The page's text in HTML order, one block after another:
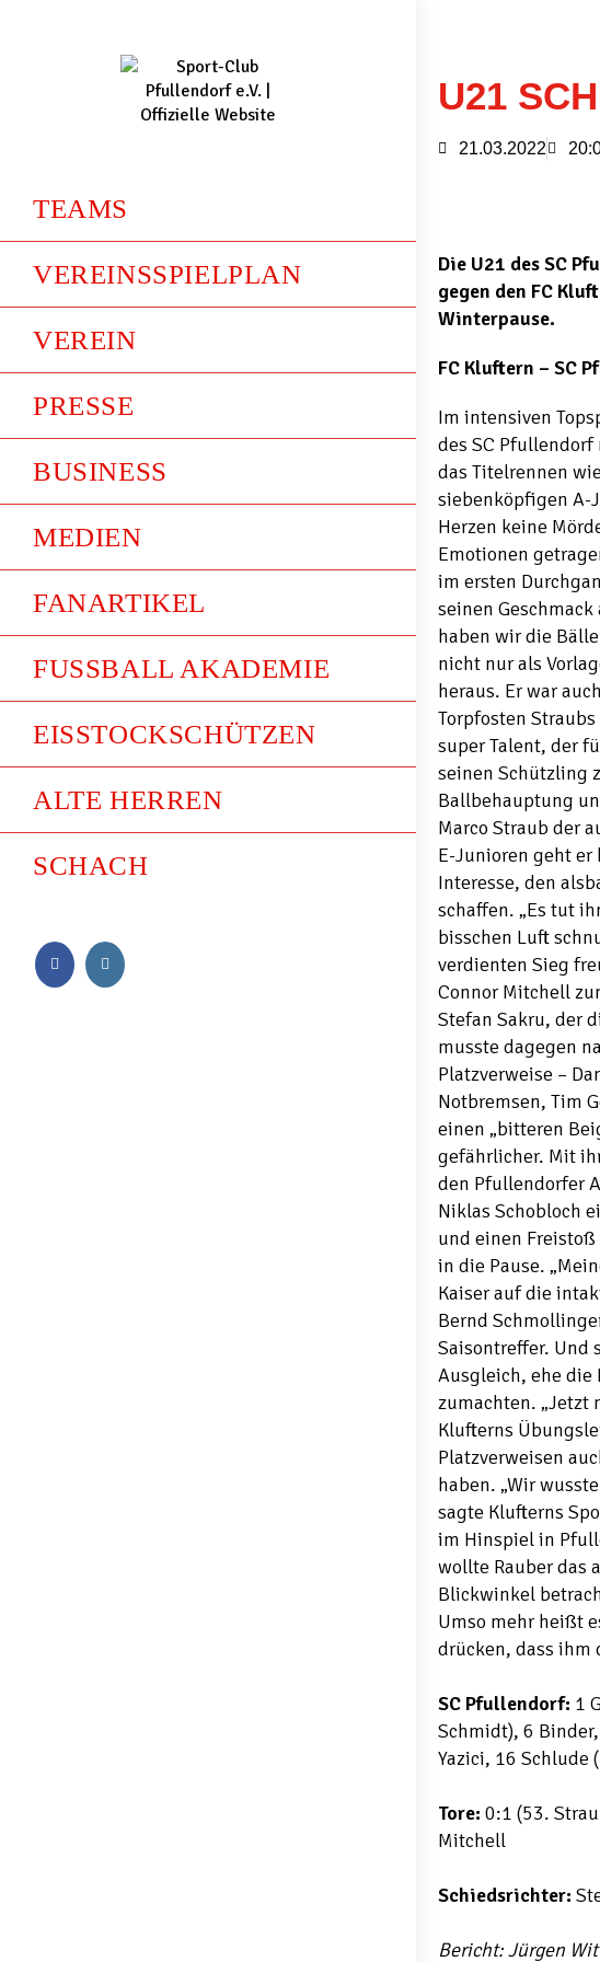
TEAMS
VEREINSSPIELPLAN
VEREIN
PRESSE
BUSINESS
MEDIEN
FANARTIKEL
FUSSBALL AKADEMIE
EISSTOCKSCHÜTZEN
ALTE HERREN
SCHACH
U21
21.03.2022
Die U21 des SC
gegen den FC
Winterpause.
FC Kluftern – SC
Im intensiven
des SC
das Titelrennen
siebenköpfigen A-
Herzen keine
Emotionen
im ersten
seinen
haben wir die
nicht nur als
heraus. Er war
Torpfosten
super Talent, der
seinen Schützling
Ballbehauptung
Marco Straub der
E-Junioren geht
Interesse, den
schaffen. „Es tut
bisschen Luft
verdienten Sieg
Connor Mitchell
Stefan Sakru, der
musste dagegen
Platzverweise –
Notbremsen, Tim
einen „bitteren
gefährlicher. Mit
den Pfullendorfer
Niklas Schobloch
und einen
in die Pause.
Kaiser auf die
Bernd
Saisontreffer. Und
Ausgleich, ehe
zumachten. „Jetzt
Klufterns
Platzverweisen
haben. „Wir
sagte Klufterns
im Hinspiel in
wollte Rauber das
Blickwinkel
Umso mehr heißt
drücken, dass
SC Pfullendorf: 1
Schmidt), 6
Yazici, 16 Schlude
Tore: 0:1 (53.
Mitchell
Schiedsrichter:
Bericht: Jürgen